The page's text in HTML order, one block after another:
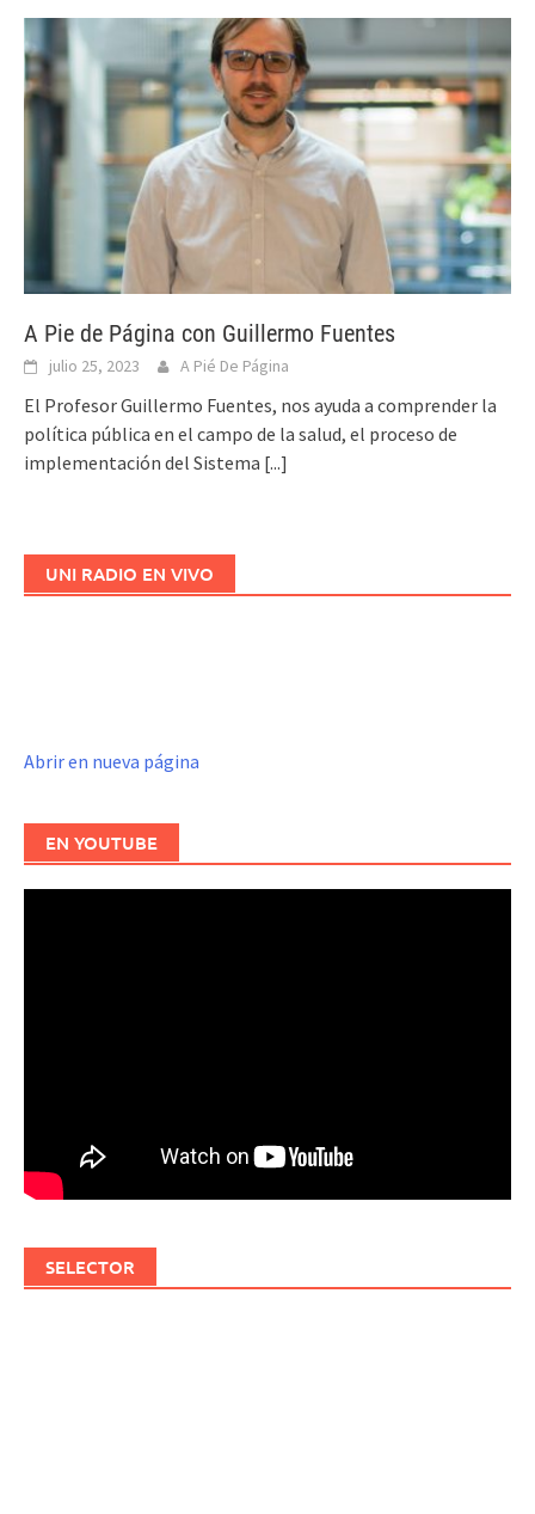
A Pie de Página con Guillermo Fuentes
julio 25, 2023 A Pié De Página
El Profesor Guillermo Fuentes, nos ayuda a comprender la
política pública en el campo de la salud, el proceso de
implementación del Sistema [...]
UNI RADIO EN VIVO
Abrir en nueva página
EN YOUTUBE
SELECTOR